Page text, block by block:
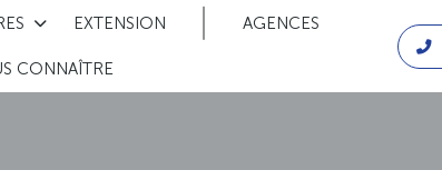
EXTENSION AGENCES
CONNAÎTRE